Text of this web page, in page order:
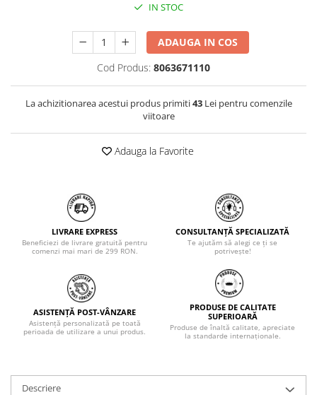
IN STOC
ADAUGA IN COS
Cod Produs: 8063671110
La achizitionarea acestui produs primiti43Lei pentru comenzile
viitoare
Adauga la Favorite
LIVRARE EXPRESS
Beneficiezi de livrare gratuită pentru
comenzi mai mari de 299 RON.
CONSULTANȚĂ SPECIALIZATĂ
Te ajutăm să alegi ce ți se
potrivește!
ASISTENȚĂ POST-VÂNZARE
Asistență personalizată pe toată
perioada de utilizare a unui produs.
PRODUSE DE CALITATE
SUPERIOARĂ
Produse de înaltă calitate, apreciate
la standarde internaționale.
Descriere